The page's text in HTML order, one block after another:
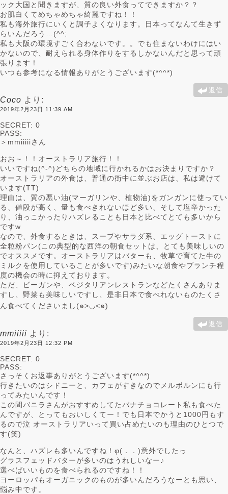
ック大国と聞きますが、質の良い外食ってできますか？？
お肌白くてめちゃめちゃ綺麗ですね！！
私も海外旅行にいくと調子よくなります。日本ってなんて生きず
らいんだろう…(^^;
私も大阪の環境すごく合わないです。。でも住まないわけにはい
かないので、耐えられる身体作りをするしかないんだと思って頑
張ります！
いつも参考になる情報ありがとうございます(*^^*)
返信
Coco より:
2019年2月23日 11:39 AM
SECRET: 0
PASS:
＞mmiiiiiさん
おお～！！オーストラリア旅行！！
いいですね(^-^)どちらの地域に行かれるかはお決まりですか？
オーストラリアの外食は、普通の街中に並ぶお店は、私は避けて
います(TT)
理由は、質の悪い油(マーガリンや、植物油)をガンガンに使ってい
る、値段が高く、量も食べきれないほど多い、そして塩辛かった
り、油っこかったりハズレることも日本と比べてとても多いから
ですw
なので、外食するときは、スープやサラダ系、エッグトーストに
全粒粉パン(この典型的な西洋の朝食セットは、とても美味しいの
でオススメです。オーストラリアはバターも、牧草で育てた牛の
ミルクを使用していることが多いです)みたいな朝食やブランチ程
度の機会の時に抑えております。
ただ、ビーガンや、ベジタリアンレストランなどたくさんありま
すし、野菜も美味しいですし、是非日本で食べれないものたくさ
ん食べてくださいまし(๑>◡<๑)
返信
mmiiiii より:
2019年2月23日 12:32 PM
SECRET: 0
PASS:
さっそくお返事ありがとうございます(*^^*)
行きたいのはシドニーと、カフェがすきなのでメルボルンにも行
ってみたいんです！
この間バニラさんがおすすめしてたパナチョコレート私も食べた
んですが、とってもおいしくてー！でも日本でかうと1000円もす
るので泣 オーストラリアいって買い占めたいのも理由のひとつで
す(笑)
なんと、ハズレも多いんですね！φ(．．)意外でしたっ
グラスフェッドバターが多いのはうれしいなー♪
選べばいいものを食べられるのですね！！
ヨーロッパもオーガニックのものが多いんだろうなーとも思い、
悩み中です。